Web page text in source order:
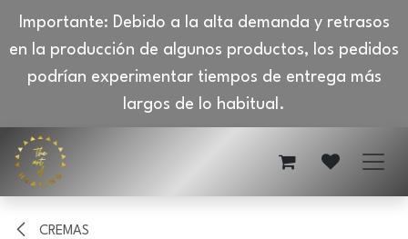
Importante: Debido a la alta demanda y retrasos
en la producción de algunos productos, los pedidos
podrían experimentar tiempos de entrega más
largos de lo habitual.
Ir al contenido
CREMAS